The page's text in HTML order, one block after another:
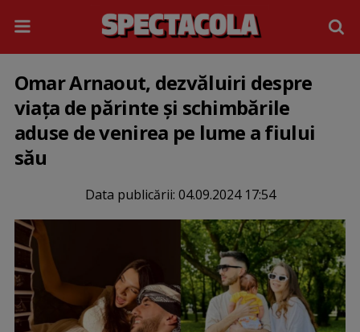
Omar Arnaout, dezvăluiri despre
viața de părinte și schimbările
aduse de venirea pe lume a fiului
său
Data publicării: 04.09.2024 17:54